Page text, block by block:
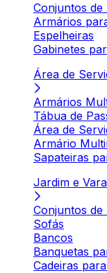
Conjuntos
Armários
Espelheiras
Gabinetes
Área de
Armários
Tábua de
Área de
Armário
Sapateiras
Jardim e
Conjuntos
Sofás
Bancos
Banquetas
Cadeiras